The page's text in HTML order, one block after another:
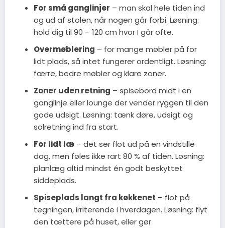
For små ganglinjer – man skal hele tiden ind
og ud af stolen, når nogen går forbi. Løsning:
hold dig til 90 – 120 cm hvor I går ofte.
Overmøblering – for mange møbler på for
lidt plads, så intet fungerer ordentligt. Løsning:
færre, bedre møbler og klare zoner.
Zoner uden retning – spisebord midt i en
ganglinje eller lounge der vender ryggen til den
gode udsigt. Løsning: tænk døre, udsigt og
solretning ind fra start.
For lidt læ– det ser flot ud på en vindstille
dag, men føles ikke rart 80 % af tiden. Løsning:
planlæg altid mindst én godt beskyttet
siddeplads.
Spiseplads langt fra køkkenet – flot på
tegningen, irriterende i hverdagen. Løsning: flyt
den tættere på huset, eller gør